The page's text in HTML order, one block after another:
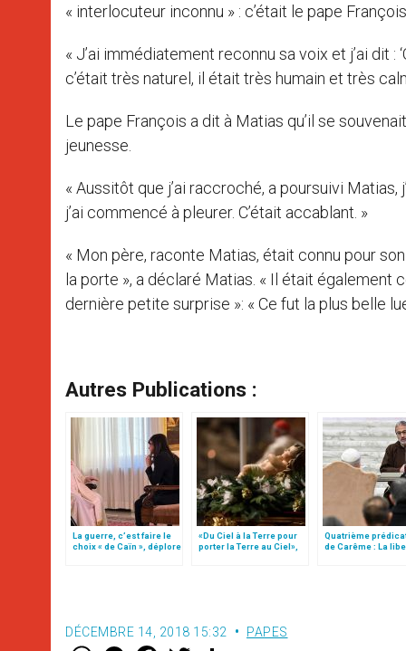
« interlocuteur inconnu » : c’était le pape François.
« J’ai immédiatement reconnu sa voix et j’ai dit :
c’était très naturel, il était très humain et très
Le pape François a dit à Matias qu’il se
jeunesse.
« Aussitôt que j’ai raccroché, a poursuivi
j’ai commencé à pleurer. C’était accablant. »
« Mon père, raconte Matias, était connu pour
la porte », a déclaré Matias. « Il était également
dernière petite surprise »: « Ce fut la plus belle
Autres Publications :
La guerre, c’est faire le
choix « de Caïn », déplore
«Du Ciel à la Terre pour
porter la Terre au Ciel»,
Quatrième
de Carême : La
DÉCEMBRE 14, 2018 15:32 PAPES